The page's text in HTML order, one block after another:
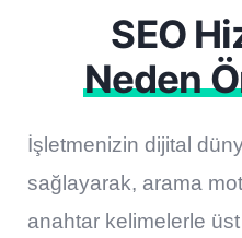
SEO
Neden
İşletmenizin dijital
sağlayarak, arama
anahtar kelimelerle